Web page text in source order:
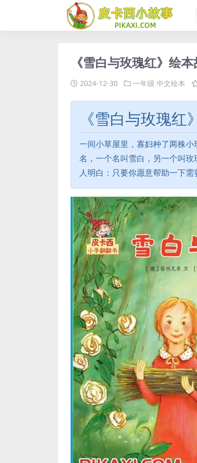
《雪白与玫瑰红》绘
2024-12-30 一年级 中文绘本
《雪白与玫瑰红
一间小草屋里，寡妇种了两株
名，一个名叫雪白，另一个叫
人明白：只要你愿意帮助一下